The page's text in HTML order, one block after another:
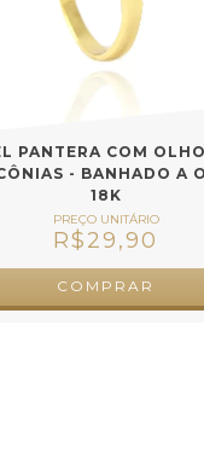
PANTERA COM
- BANHADO A
18K
R$29,90
COMPRAR